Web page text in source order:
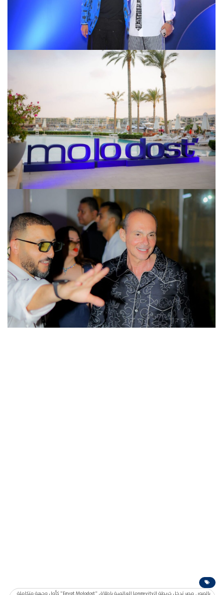
بالصور.. مصر تدخل خريطة الـLongevity العالمية بإطلاق "Egypt Molodost" كأول وجهة متكاملة